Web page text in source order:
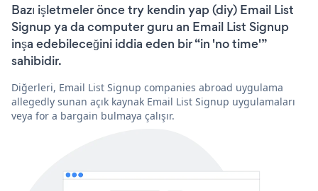
Bazı işletmeler önce try kendin yap (diy) Email List
Signup ya da computer guru an Email List Signup
inşa edebileceğini iddia eden bir “in 'no time'”
sahibidir.
Diğerleri, Email List Signup companies abroad uygulama
allegedly sunan açık kaynak Email List Signup uygulamaları
veya for a bargain bulmaya çalışır.